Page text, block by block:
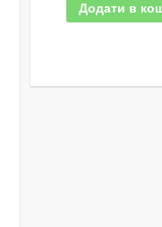
Додати в